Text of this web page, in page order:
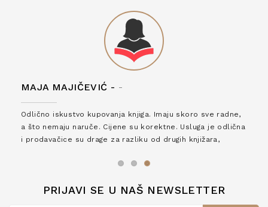
MAJA MAJIČEVIĆ - -
Odlično iskustvo kupovanja knjiga. Imaju skoro sve radne,
a što nemaju naruče. Cijene su korektne. Usluga je odlična
i prodavačice su drage za razliku od drugih knjižara,
PRIJAVI SE U NAŠ NEWSLETTER